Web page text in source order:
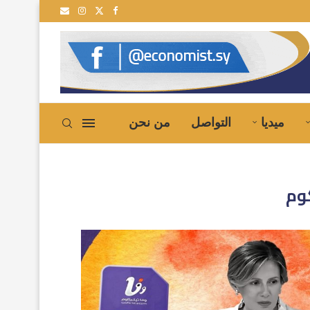
إلى سوريا
ميديا التواصل من نحن